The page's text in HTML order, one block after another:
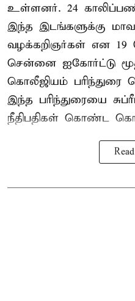
உள்ளனர். 24
இந்த இடங்களுக்கு
வழக்கறிஞர்கள் என 19
சென்னை ஐகோர்ட்டு
கொலீஜியம் பரிந்துரை
இந்த பரிந்துரையை
நீதிபதிகள் கொண்ட